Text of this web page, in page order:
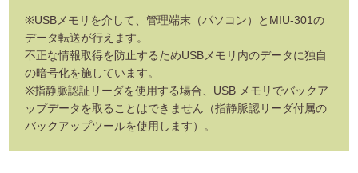
※USBメモリを介して、管理端末（パソコン）とMIU-301の
データ転送が行えます。
不正な情報取得を防止するためUSBメモリ内のデータに独自
の暗号化を施しています。
※指静脈認証リーダを使用する場合、USB メモリでバックア
ップデータを取ることはできません（指静脈認リーダ付属の
バックアップツールを使用します）。